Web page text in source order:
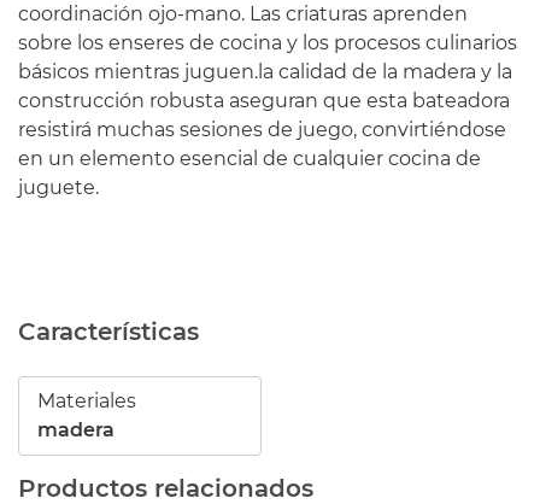
coordinación ojo-mano. Las criaturas aprenden
sobre los enseres de cocina y los procesos culinarios
básicos mientras juguen.la calidad de la madera y la
construcción robusta aseguran que esta bateadora
resistirá muchas sesiones de juego, convirtiéndose
en un elemento esencial de cualquier cocina de
juguete.
Características
Materiales
madera
Productos relacionados